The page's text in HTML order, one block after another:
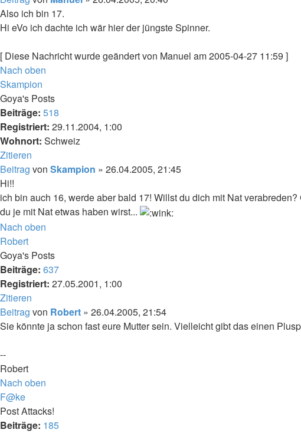
Also ich bin 17.
Hi eVo ich dachte ich wär hier der jüngste Spinner.
[ Diese Nachricht wurde geändert von Manuel am 2005-04-27 11:59 ]
Nach oben
Skampion
Goya's Posts
Beiträge: 518
Registriert: 29.11.2004, 1:00
Wohnort: Schweiz
Zitieren
Beitrag von Skampion » 26.04.2005, 21:45
Hi!!
ich bin auch 16, werde aber bald 17! Willst du dich mit Nat
du je mit Nat etwas haben wirst...
Nach oben
Robert
Goya's Posts
Beiträge: 637
Registriert: 27.05.2001, 1:00
Zitieren
Beitrag von Robert » 26.04.2005, 21:54
Sie könnte ja schon fast eure Mutter sein. Vielleicht gibt das einen
--
Robert
Nach oben
F@ke
Post Attacks!
Beiträge: 185